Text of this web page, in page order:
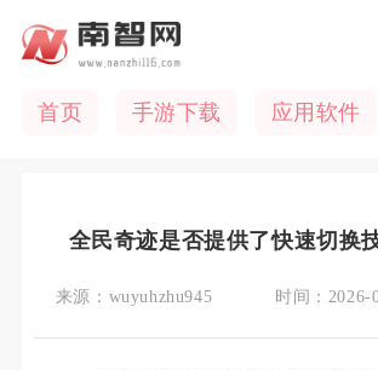
首页 手游下载 应用软件
全民奇迹是否提供了快速切换
来源： wuyuhzhu945 时间： 2026-